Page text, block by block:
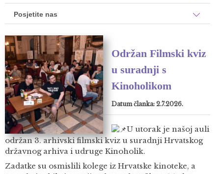
Posjetite nas
Održan Filmski kviz
u suradnji s
Kinoholikom
Datum članka: 2.7.2026.
U utorak je našoj auli
održan 3. arhivski filmski kviz u suradnji Hrvatskog
državnog arhiva i udruge Kinoholik.
Zadatke su osmislili kolege iz Hrvatske kinoteke, a